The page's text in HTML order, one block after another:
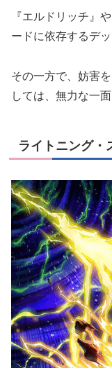
『エルドリッチ』
ードに依存するデ
その一方で、妨害
しては、無力な一面
ライトニング・